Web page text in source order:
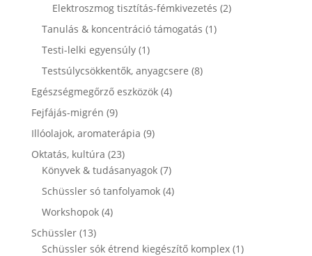
termék
Elektroszmog tisztítás-fémkivezetés 22
Tanulás & koncentráció támogatás 11
Testi-lelki egyensúly 11
Testsúlycsökkentők, anyagcsere 88
Egészségmegőrző eszközök 44
Fejfájás-migrén 99
termék
Illóolajok, aromaterápia 99
Oktatás, kultúra 2323
termék
Könyvek & tudásanyagok 77
termék
Schüssler só tanfolyamok 44
Workshopok 44
Schüssler 1313
termék
Schüssler sók étrend kiegészítő komplex 11